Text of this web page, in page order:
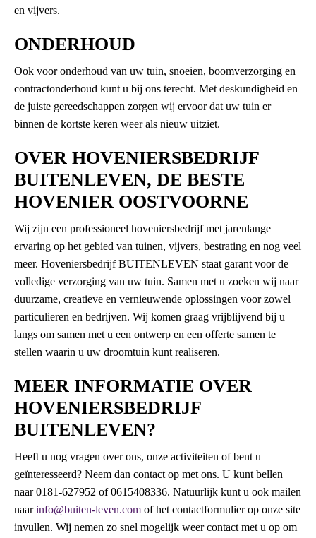
en vijvers.
ONDERHOUD
Ook voor onderhoud van uw tuin, snoeien, boomverzorging en
contractonderhoud kunt u bij ons terecht. Met deskundigheid en
de juiste gereedschappen zorgen wij ervoor dat uw tuin er
binnen de kortste keren weer als nieuw uitziet.
OVER HOVENIERSBEDRIJF
BUITENLEVEN, DE BESTE
HOVENIER OOSTVOORNE
Wij zijn een professioneel hoveniersbedrijf met jarenlange
ervaring op het gebied van tuinen, vijvers, bestrating en nog veel
meer. Hoveniersbedrijf BUITENLEVEN staat garant voor de
volledige verzorging van uw tuin. Samen met u zoeken wij naar
duurzame, creatieve en vernieuwende oplossingen voor zowel
particulieren en bedrijven. Wij komen graag vrijblijvend bij u
langs om samen met u een ontwerp en een offerte samen te
stellen waarin u uw droomtuin kunt realiseren.
MEER INFORMATIE OVER
HOVENIERSBEDRIJF
BUITENLEVEN?
Heeft u nog vragen over ons, onze activiteiten of bent u
geïnteresseerd? Neem dan contact op met ons. U kunt bellen
naar 0181-627952 of 0615408336. Natuurlijk kunt u ook mailen
naarinfo@buiten-leven.com of het contactformulier op onze site
invullen. Wij nemen zo snel mogelijk weer contact met u op om